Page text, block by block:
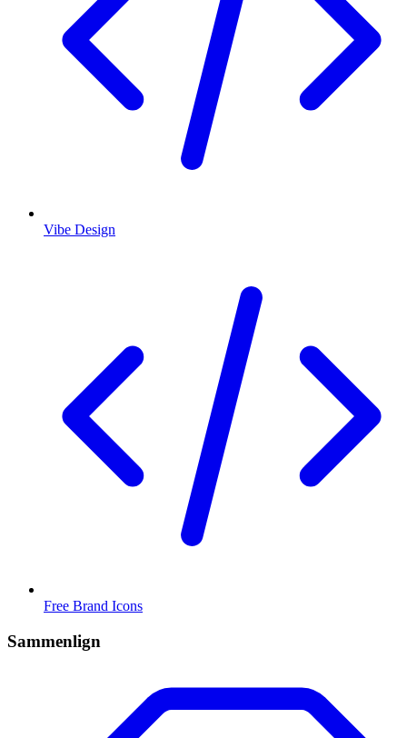
Vibe Design
Free Brand Icons
Sammenlign